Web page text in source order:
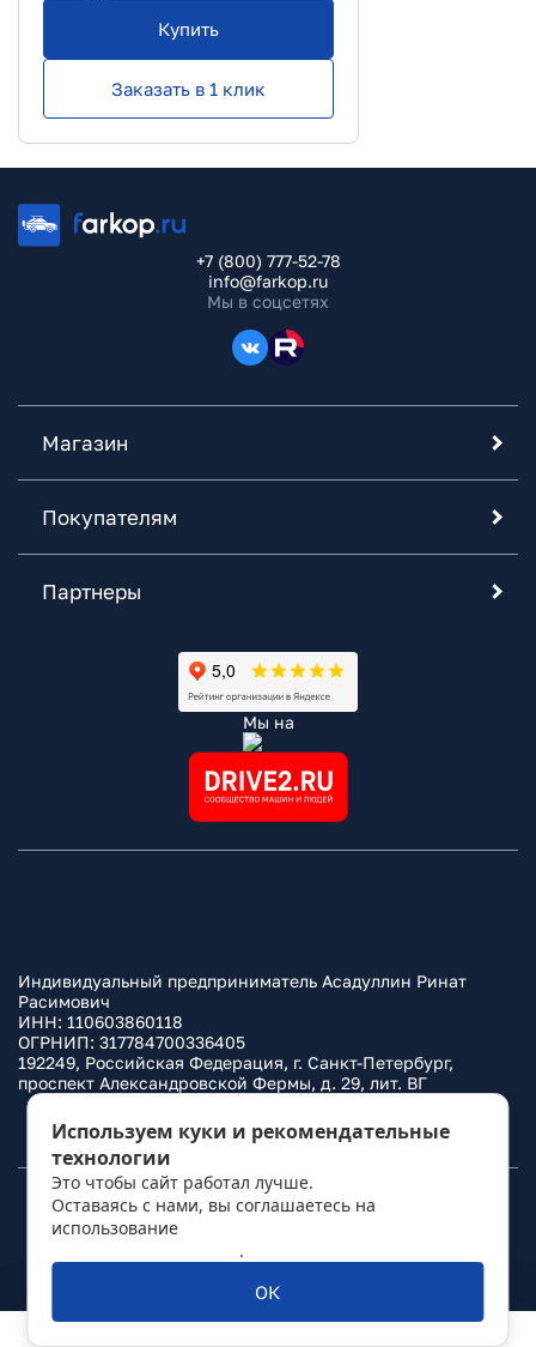
Купить
Заказать в 1 клик
+7 (800) 777-52-78
info@farkop.ru
Мы в соцсетях
Магазин
Покупателям
Партнеры
Мы на
Индивидуальный предприниматель Асадуллин Ринат
Расимович
ИНН: 110603860118
ОГРНИП: 317784700336405
192249, Российская Федерация, г. Санкт-Петербург,
проспект Александровской Фермы, д. 29, лит. ВГ
Политика конфиденциальности
© 2010– 2026Фаркоп.ру
Используем куки и рекомендательные
технологии
Это чтобы сайт работал лучше.
Оставаясь с нами, вы соглашаетесь на
использование
.
ОК